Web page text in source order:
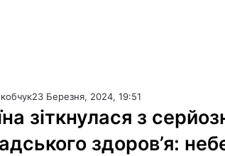
23 Березня, 2024, 19:51
зіткнулася з
здоров’я: